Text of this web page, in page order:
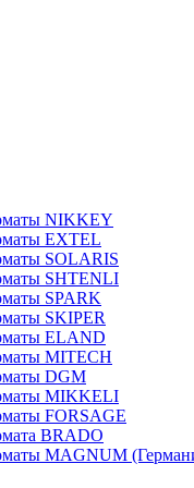
NIKKEY
EXTEL
SOLARIS
SHTENLI
SPARK
SKIPER
ELAND
MITECH
DGM
MIKKELI
FORSAGE
BRADO
MAGNUM